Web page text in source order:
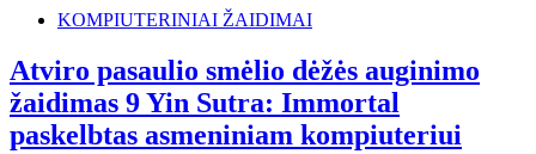
KOMPIUTERINIAI ŽAIDIMAI
Atviro pasaulio smėlio dėžės auginimo
žaidimas 9 Yin Sutra: Immortal
paskelbtas asmeniniam kompiuteriui